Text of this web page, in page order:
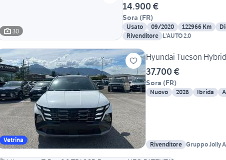
30
14.900 €
Sora (FR)
Usato 09/2020 122966 Km
Rivenditore L'AUTO 2.0
Vetrina
Hyundai Tucson
37.700 €
Sora (FR)
Nuovo 2026 Ibrida
Rivenditore Gruppo Jolly